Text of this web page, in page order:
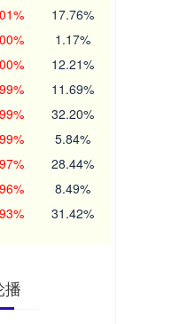
17.76%
1.17%
12.21%
11.69%
32.20%
5.84%
28.44%
8.49%
31.42%
播